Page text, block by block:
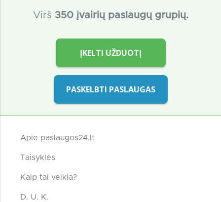
Virš 350 įvairių paslaugų grupių.
ĮKELTI UŽDUOTĮ
PASKELBTI PASLAUGAS
Apie paslaugos24.lt
Taisyklės
Kaip tai veikia?
D. U. K.